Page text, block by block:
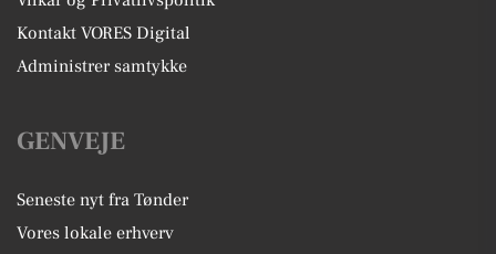
Kontakt VORES Digital
Administrer samtykke
GENVEJE
Seneste nyt fra Tønder
Vores lokale erhverv